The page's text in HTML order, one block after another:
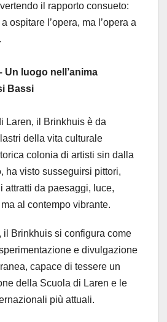
il rapporto consueto:
ospitare l’opera, ma l’opera a
Un luogo nell’anima
Bassi
Laren, il Brinkhuis è da
della vita culturale
colonia di artisti sin dalla
ha visto susseguirsi pittori,
attratti da paesaggi, luce,
al contempo vibrante.
il Brinkhuis si configura come
e divulgazione
capace di tessere un
della Scuola di Laren e le
più attuali.